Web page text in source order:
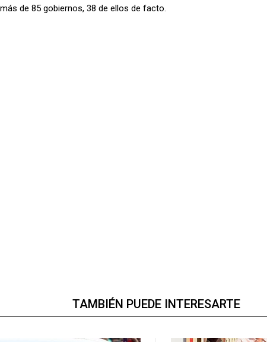
de 85 gobiernos, 38 de ellos de facto.
TAMBIÉN PUEDE INTERESARTE